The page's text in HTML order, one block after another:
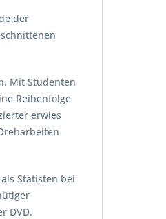
der
Mit Studenten
Reihenfolge
erwies
Statisten bei
DVD.